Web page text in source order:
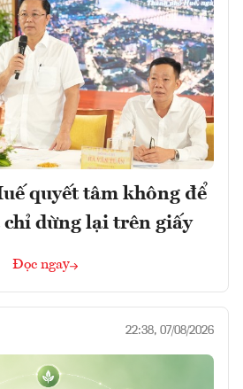
quyết tâm không để
chỉ dừng lại trên giấy
Đọc ngay
22:38, 07/08/2026